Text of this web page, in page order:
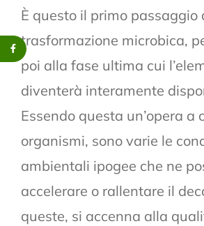
È questo il primo passaggio
trasformazione microbica,
poi alla fase ultima cui
diventerà interamente
Essendo questa un’opera a
organismi, sono varie le
ambientali ipogee che ne
accelerare o rallentare il
queste, si accenna alla